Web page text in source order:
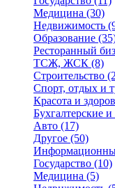
Медицина (30)
Недвижимость
Образование
Ресторанный
ТСЖ, ЖСК (8)
Строительство
Спорт, отдых и
Красота и
Бухгалтерские
Авто (17)
Другое (50)
Государство (10)
Медицина (5)